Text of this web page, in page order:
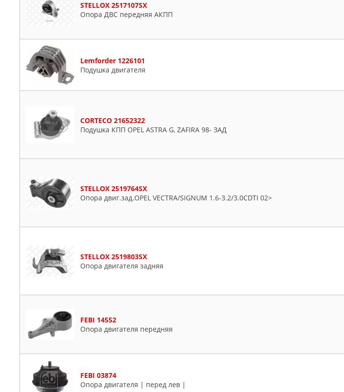
STELLOX 2517107SX
Опора ДВС передняя АКПП
Lemforder 1226101
Подушка двигателя
CORTECO 21652322
Подушка КПП OPEL ASTRA G, ZAFIRA 98- ЗАД
STELLOX 2519764SX
Опора двиг.зад.OPEL VECTRA/SIGNUM 1.6-3.2/3.0CDTI 02>
STELLOX 2519803SX
Опора двигателя задняя
FEBI 14552
Опора двигателя передняя
FEBI 03874
Опора двигателя | перед лев |